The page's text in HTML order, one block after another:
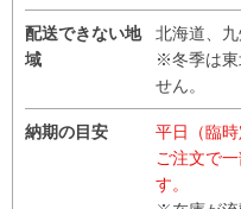
配送できない地
域
北海道、
※冬季は東
せん。
納期の目安
平日（臨
ご注文で
す。